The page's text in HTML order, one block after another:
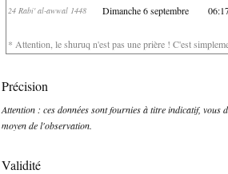
24 Rabi' al-awwal 1448 Dimanche 6 septembre
* Attention, le shuruq n'est pas une prière ! C'est
Précision
Attention : ces données sont fournies à titre indicatif, vous
moyen de l'observation.
Validité